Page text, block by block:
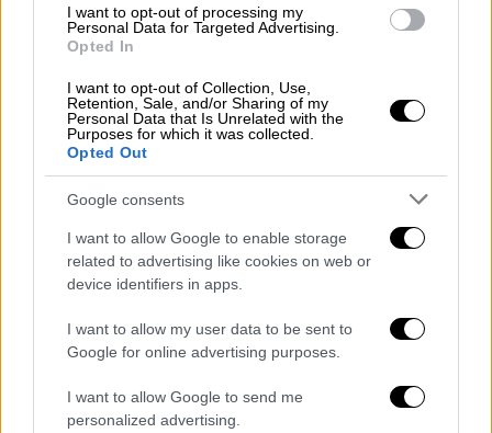
I want to opt-out of processing my
Personal Data for Targeted Advertising.
Opted In
I want to opt-out of Collection, Use,
Retention, Sale, and/or Sharing of my
Personal Data that Is Unrelated with the
Purposes for which it was collected.
Opted Out
Google consents
I want to allow Google to enable storage
related to advertising like cookies on web or
device identifiers in apps.
I want to allow my user data to be sent to
Google for online advertising purposes.
I want to allow Google to send me
personalized advertising.
όπου οι γιατροί προχώρησαν σε όλες τις
απαραίτητες ενέργειες αντιμετώπισης
παρακολουθούν στενά την πορεία της υγείας
Σύμφωνα με τις πρώτες ιατρικές
εκτιμήσεις, η κατάσταση του παιδιού
σοβαρή αλλά ελεγχόμενη
ενώ βρίσκεται υπό συνεχή παρακολούθηση.
Οι γιατροί τονίζουν ότι στα περιστατικά
δαγκώματος από οχιά, η άμεση μεταφορά σε
νοσοκομείο είναι καθοριστικής σημασίας για
την αντιμετώπιση των επιπλοκών.